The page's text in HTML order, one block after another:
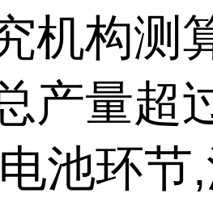
机构测
产量超
池环节